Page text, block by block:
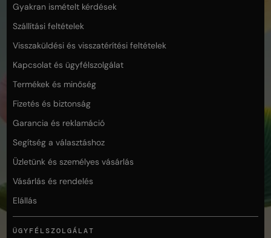
Gyakran ismételt kérdések
Szállítási feltételek
Visszaküldési és visszatérítési feltételek
Kapcsolat és ügyfélszolgálat
Termékek és minőség
Fizetés és biztonság
Garancia és reklamáció
Segítség a választáshoz
Üzletünk és személyes vásárlás
Vásárlás és rendelés
Elállás
ÜGYFÉLSZOLGÁLAT